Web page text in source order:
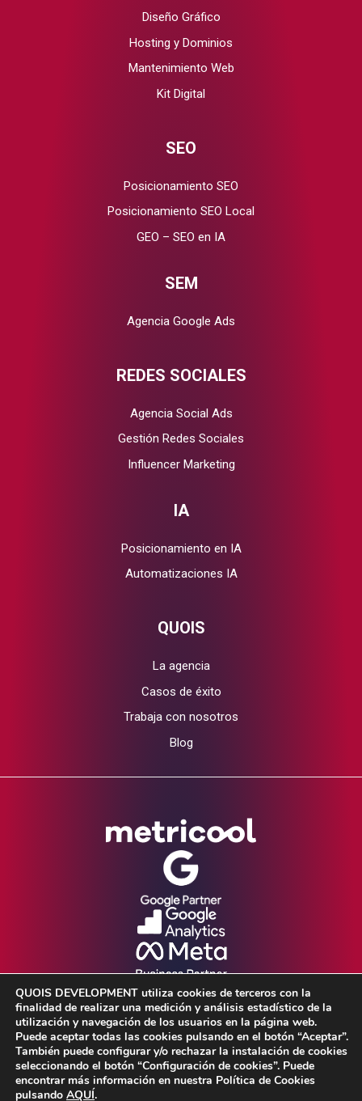
Diseño Gráfico
Hosting y Dominios
Mantenimiento Web
Kit Digital
SEO
Posicionamiento SEO
Posicionamiento SEO Local
GEO – SEO en IA
SEM
Agencia Google Ads
REDES SOCIALES
Agencia Social Ads
Gestión Redes Sociales
Influencer Marketing
IA
Posicionamiento en IA
Automatizaciones IA
QUOIS
La agencia
Casos de éxito
Trabaja con nosotros
Blog
Aviso Legal •
Política de Privacidad •
QUOIS DEVELOPMENT utiliza cookies de terceros con la
finalidad de realizar una medición y análisis estadístico de la
utilización y navegación de los usuarios en la página web.
Puede aceptar todas las cookies pulsando en el botón “Aceptar”.
También puede configurar y/o rechazar la instalación de cookies
seleccionando el botón “Configuración de cookies”. Puede
encontrar más información en nuestra Política de Cookies
pulsando AQUÍ.